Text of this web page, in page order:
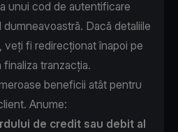
unui cod de autentificare
Dacă detaliile
fi redirecționat înapoi pe
tranzacția.
beneficii atât pentru
Anume:
de credit sau debit al